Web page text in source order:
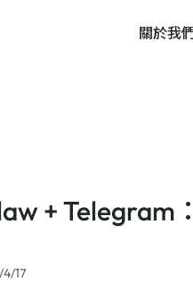
關於我
+ Telegram
17